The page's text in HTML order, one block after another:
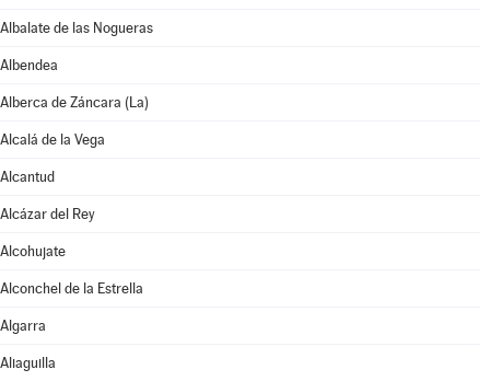
Albalate de las Nogueras
Albendea
Alberca de Záncara (La)
Alcalá de la Vega
Alcantud
Alcázar del Rey
Alcohujate
Alconchel de la Estrella
Algarra
Aliaguilla